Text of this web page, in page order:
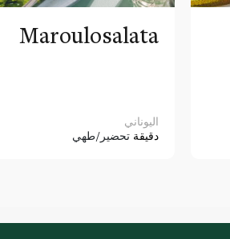
Maroulosalata
اليوناني
دقيقة تحضير/طهي